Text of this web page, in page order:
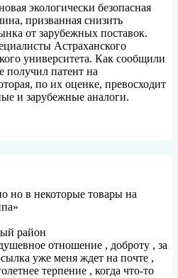
экологически безопасная
призванная снизить
от зарубежных поставок.
Астраханского
университета. Как сообщили
получил патент на
по их оценке, превосходит
и зарубежные аналоги.
но в некоторые товары на
район
отношение , доброту , за
уже меня ждет на почте ,
терпение , когда что-то